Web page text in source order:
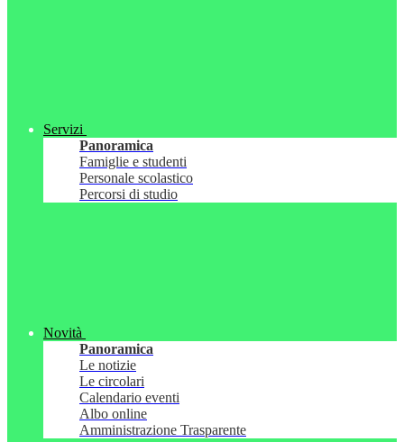
Servizi
Panoramica
Famiglie e studenti
Personale scolastico
Percorsi di studio
Novità
Panoramica
Le notizie
Le circolari
Calendario eventi
Albo online
Amministrazione Trasparente